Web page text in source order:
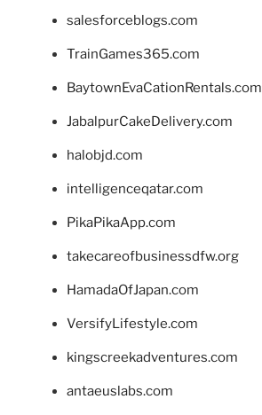
salesforceblogs.com
TrainGames365.com
BaytownEvaCationRentals.com
JabalpurCakeDelivery.com
halobjd.com
intelligenceqatar.com
PikaPikaApp.com
takecareofbusinessdfw.org
HamadaOfJapan.com
VersifyLifestyle.com
kingscreekadventures.com
antaeuslabs.com